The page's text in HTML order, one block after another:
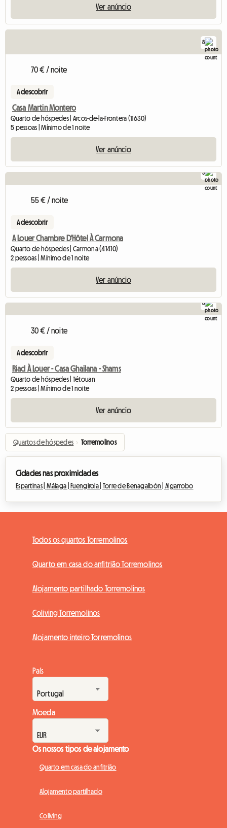
Ver anúncio
8
70 € / noite
A descobrir
Casa Martin Montero
Quarto de hóspedes | Arcos-de-la-Frontera (11630)
5 pessoas | Mínimo de 1 noite
Ver anúncio
3
55 € / noite
A descobrir
A Louer Chambre D'Hôtel À Carmona
Quarto de hóspedes | Carmona (41410)
2 pessoas | Mínimo de 1 noite
Ver anúncio
8
30 € / noite
A descobrir
Riad À Louer - Casa Ghailana - Shams
Quarto de hóspedes | Tétouan
2 pessoas | Mínimo de 1 noite
Ver anúncio
Quartos de hóspedes › Torremolinos
Cidades nas proximidades
Espartinas | Málaga | Fuengirola | Torre de Benagalbón | Algarrobo
Todos os quartos Torremolinos
Quarto em casa do anfitrião Torremolinos
Alojamento partilhado Torremolinos
Coliving Torremolinos
Alojamento inteiro Torremolinos
País
Moeda
Os nossos tipos de alojamento
Quarto em casa do anfitrião
Alojamento partilhado
Coliving